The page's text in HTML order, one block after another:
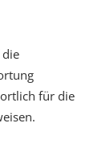
für die